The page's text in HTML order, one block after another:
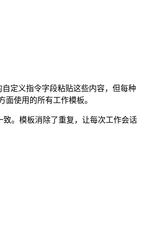
定义指令字段粘贴这些内容，但每种
面使用的所有工作模板。
。模板消除了重复，让每次工作会话